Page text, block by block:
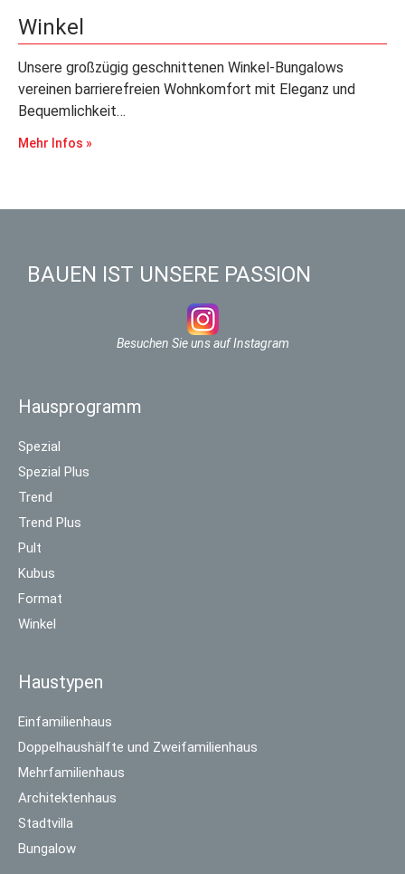
Winkel
Unsere großzügig geschnittenen Winkel-Bungalows
vereinen barrierefreien Wohnkomfort mit Eleganz und
Bequemlichkeit…
Mehr Infos »
BAUEN IST UNSERE PASSION
Besuchen Sie uns auf Instagram
Hausprogramm
Spezial
Spezial Plus
Trend
Trend Plus
Pult
Kubus
Format
Winkel
Haustypen
Einfamilienhaus
Doppelhaushälfte und Zweifamilienhaus
Mehrfamilienhaus
Architektenhaus
Stadtvilla
Bungalow